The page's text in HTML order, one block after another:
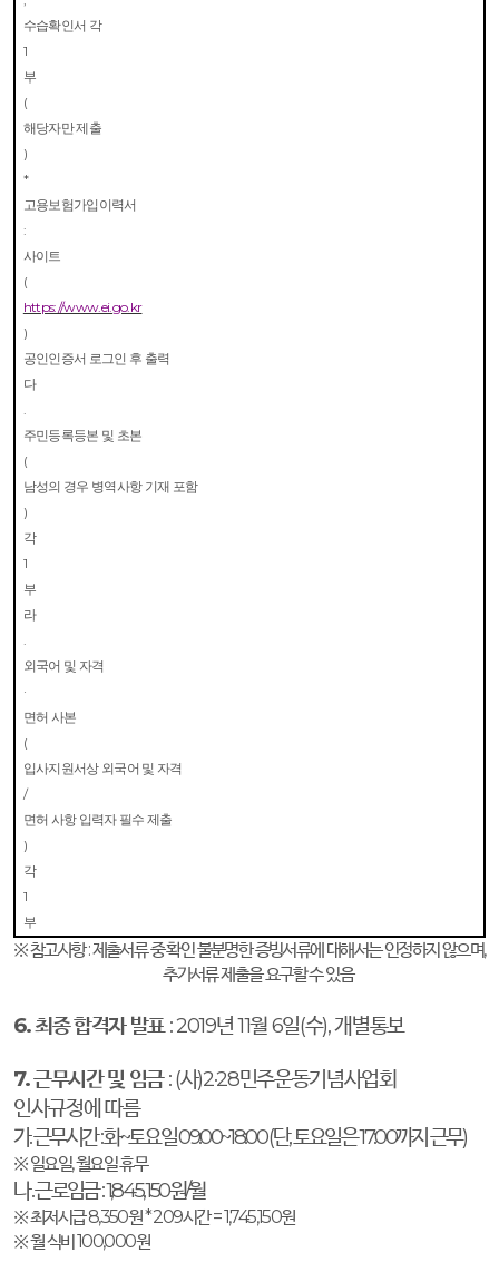
수습확인서 각
1
부
(
해당자만 제출
)
*
고용보험가입이력서
:
사이트
(
https://www.ei.go.kr
)
공인인증서 로그인 후 출력
다
주민등록등본 및 초본
(
남성의 경우 병역사항 기재 포함
)
각
1
부
라
외국어 및 자격
·
면허 사본
(
입사지원서상 외국어 및 자격
/
면허 사항 입력자 필수 제출
)
각
1
부
※참고사항:제출서류 중 확인 불분명한 증빙서류에 대해서는 인정하지 않으며,
추가서류 제출을 요구할 수 있음
6.최종 합격자 발표 : 2019년11월6일(수),개별통보
7.근무시간 및 임금: (사)2·28민주운동기념사업회
인사규정에 따름
가.근무시간:화~토요일09:00~18:00 (단,토요일은17:00까지 근무)
※일요일,월요일 휴무
나.근로임금: 1,845,150원/월
※최저시급8,350원* 209시간= 1,745,150원
※월 식비100,000원